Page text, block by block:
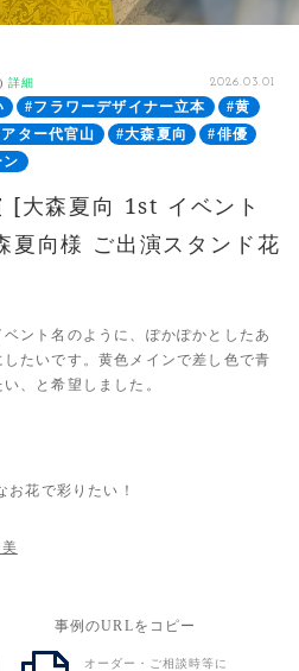
詳細 2026.03.01
#フラワーデザイナー立本
#黄
ター代官山 #大森夏向
#俳優
ン
[大森夏向 1st イベント
夏向様 ご出演スタンド花
ント名のように、ぽかぽかとしたあ
たいです。黄色メインで差し色で青
、と希望しました。
お花で彩りたい！
事例のURLをコピー
オーダー・ご相談時等に